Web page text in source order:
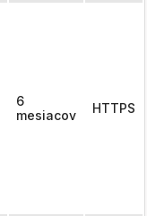
6
mesiacov
HTTPS